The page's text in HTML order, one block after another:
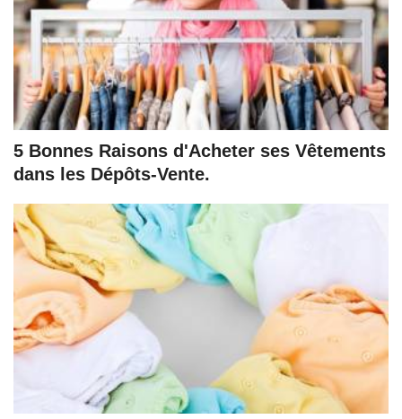
5 Bonnes Raisons d'Acheter ses Vêtements
dans les Dépôts-Vente.